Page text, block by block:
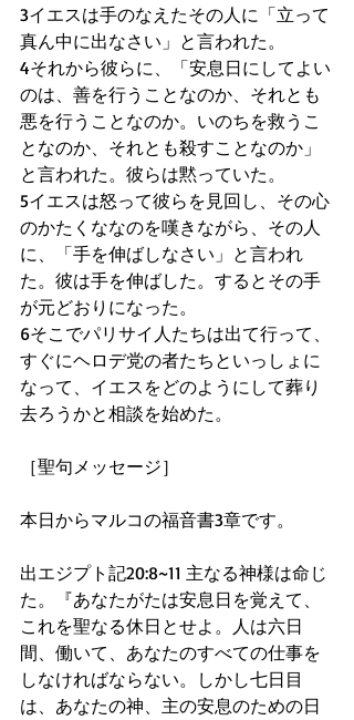
3イエスは手のなえたその人に「立って
真ん中に出なさい」と言われた。
4それから彼らに、「安息日にしてよい
のは、善を行うことなのか、それとも
悪を行うことなのか。いのちを救うこ
となのか、それとも殺すことなのか」
と言われた。彼らは黙っていた。
5イエスは怒って彼らを見回し、その心
のかたくななのを嘆きながら、その人
に、「手を伸ばしなさい」と言われ
た。彼は手を伸ばした。するとその手
が元どおりになった。
6そこでパリサイ人たちは出て行って、
すぐにヘロデ党の者たちといっしょに
なって、イエスをどのようにして葬り
去ろうかと相談を始めた。
［聖句メッセージ］
本日からマルコの福音書3章です。
出エジプト記20:8~11 主なる神様は命じ
た。『あなたがたは安息日を覚えて、
これを聖なる休日とせよ。人は六日
間、働いて、あなたのすべての仕事を
しなければならない。しかし七日目
は、あなたの神、主の安息のための日